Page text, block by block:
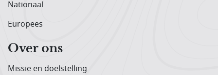
Nationaal
Europees
Over ons
Missie en doelstelling